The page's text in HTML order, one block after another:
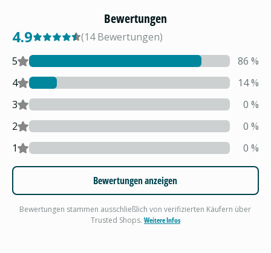
Bewertungen
4.9 (14 Bewertungen)
5
86 %
4
14%
3
0 %
2
0 %
1
0 %
Bewertungen anzeigen
Bewertungen stammen ausschließlich von verifizierten Käufern über
Trusted Shops. Weitere Infos